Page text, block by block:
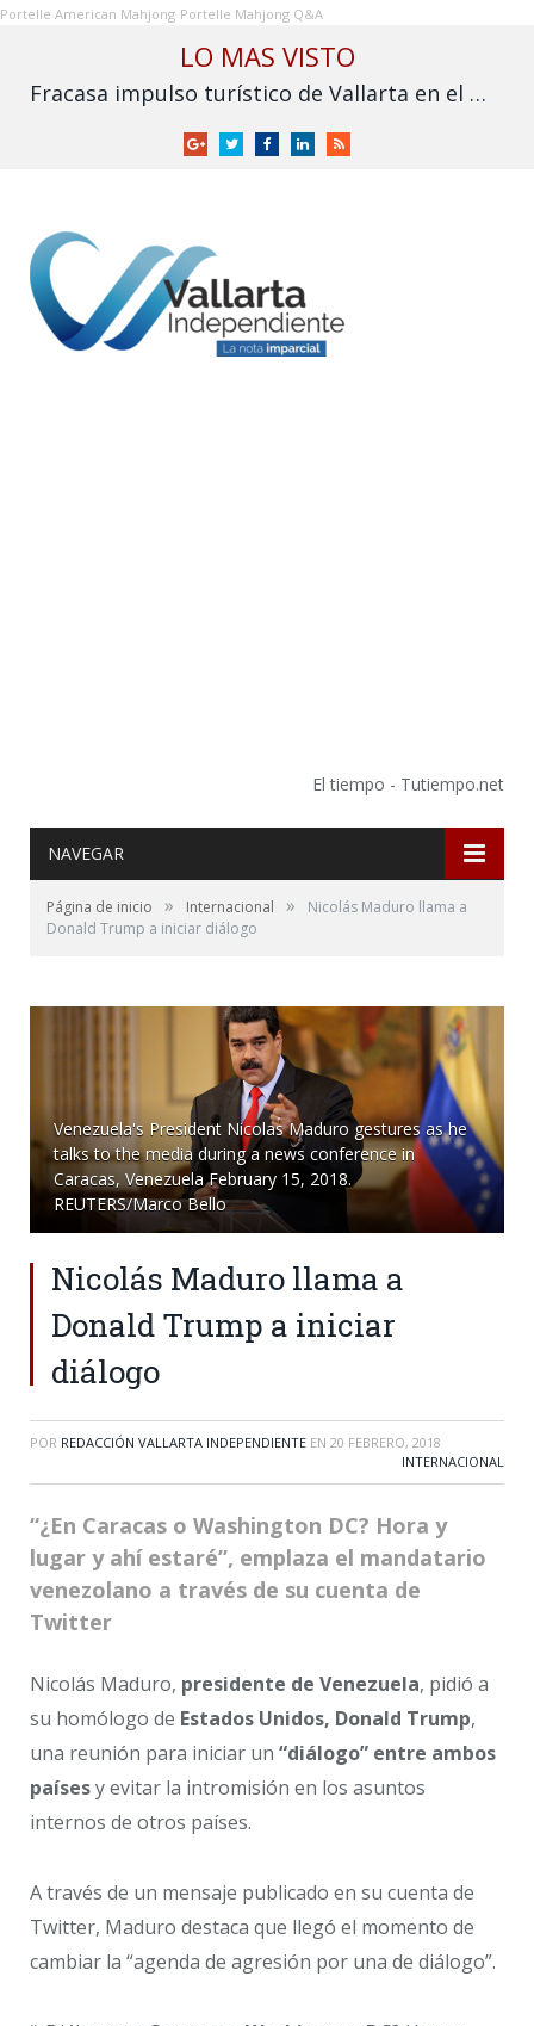
Portelle American Mahjong Portelle Mahjong Q&A
LO MAS VISTO
Fracasa impulso turístico de Vallarta en el Mundial: derrama cae frente a 2025
GoogleTwitterFacebookLinkedInRSS
El tiempo - Tutiempo.net
NAVEGAR
Página de inicio » Internacional »
Nicolás Maduro llama a
Donald Trump a iniciar diálogo
Venezuela's President Nicolas Maduro gestures as he
talks to the media during a news conference in
Caracas, Venezuela February 15, 2018.
REUTERS/Marco Bello
Nicolás Maduro llama a
Donald Trump a iniciar
diálogo
POR REDACCIÓN VALLARTA INDEPENDIENTE EN 20 FEBRERO, 2018
INTERNACIONAL
“¿En Caracas o Washington DC? Hora y
lugar y ahí estaré”, emplaza el mandatario
venezolano a través de su cuenta de
Twitter
Nicolás Maduro, presidente de Venezuela, pidió a
su homólogo de Estados Unidos, Donald Trump,
una reunión para iniciar un “diálogo” entre ambos
paísesy evitar la intromisión en los asuntos
internos de otros países.
A través de un mensaje publicado en su cuenta de
Twitter, Maduro destaca que llegó el momento de
cambiar la “agenda de agresión por una de diálogo”.